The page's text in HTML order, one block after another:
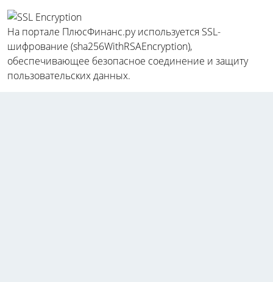
На портале ПлюсФинанс.ру используется SSL-
шифрование (sha256WithRSAEncryption),
обеспечивающее безопасное соединение и защиту
пользовательских данных.